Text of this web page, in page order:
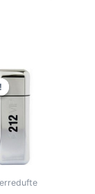
Original
price
was:
695,00 kr..